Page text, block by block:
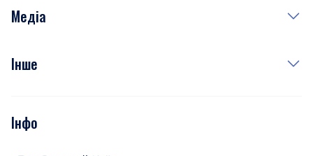
Рецепти
Медіа
Фото
Подкасти
Інше
Тести
Інфо